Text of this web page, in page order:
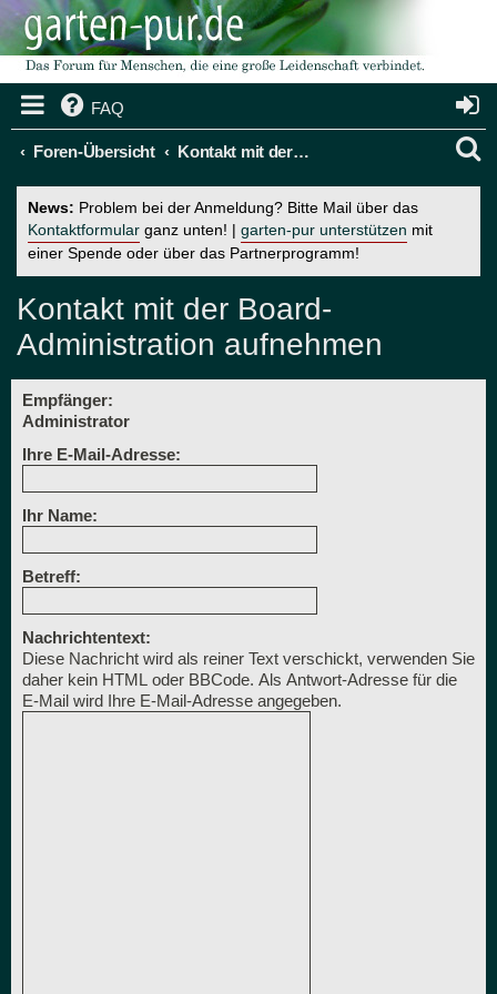
FAQ
Foren-Übersicht Kontakt mit der Board-Administration aufnehmen
News: Problem bei der Anmeldung? Bitte Mail über das
Kontaktformular ganz unten! | garten-pur unterstützen mit
einer Spende oder über das Partnerprogramm!
Kontakt mit der Board-
Administration aufnehmen
Empfänger:
Administrator
Ihre E-Mail-Adresse:
Ihr Name:
Betreff:
Nachrichtentext:
Diese Nachricht wird als reiner Text verschickt, verwenden Sie
daher kein HTML oder BBCode. Als Antwort-Adresse für die
E-Mail wird Ihre E-Mail-Adresse angegeben.